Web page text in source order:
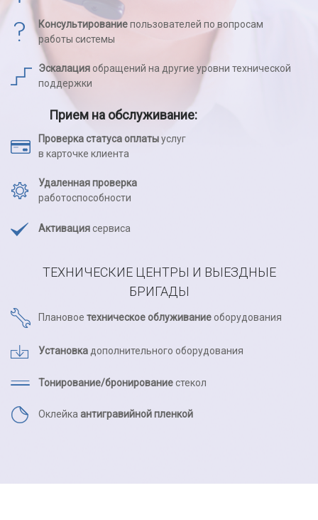
Консультированиепользователей по вопросам
работы системы
Эскалация обращений на другие уровни технической
поддержки
Прием на обслуживание:
Проверка статуса оплатыуслуг
в карточке клиента
Удаленная проверка
работоспособности
Активациясервиса
ТЕХНИЧЕСКИЕ ЦЕНТРЫ И ВЫЕЗДНЫЕ
БРИГАДЫ
Плановое техническое облуживание оборудования
Установка дополнительного оборудования
Тонирование/бронированиестекол
Оклейкаантигравийной пленкой